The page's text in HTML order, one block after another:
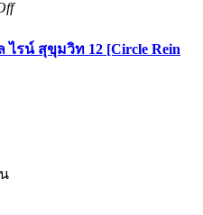
ไรน์ สุขุมวิท 12 [Circle Rein